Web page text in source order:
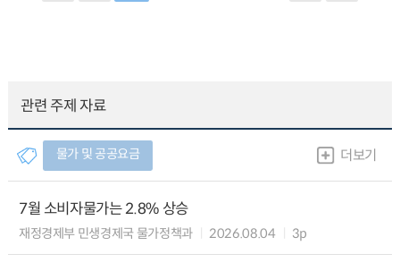
관련 주제 자료
물가 및 공공요금 더보기
7월 소비자물가는 2.8% 상승
재정경제부 민생경제국 물가정책과 2026.08.04 3p